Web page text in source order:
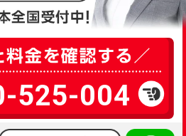
525-004